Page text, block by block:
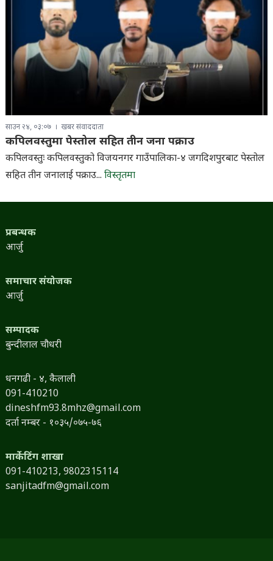
साउन २४, ०३:०७ खबर संवाददाता
कपिलवस्तुमा पेस्तोल सहित तीन जना पक्राउ
कपिलवस्तुः कपिलवस्तुको विजयनगर गाउँपालिका-४ जगदिशपुरबाट पेस्तोल
सहित तीन जनालाई पक्राउ... विस्तृतमा
प्रबन्धक
आर्जु
समाचार संयोजक
आर्जु
सम्पादक
बुन्दीलाल चौधरी
धनगढी - ४, कैलाली
091-410210
dineshfm93.8mhz@gmail.com
दर्ता नम्बर - १०३५/०७५-७६
मार्केटिंग शाखा
091-410213, 9802315114
sanjitadfm@gmail.com